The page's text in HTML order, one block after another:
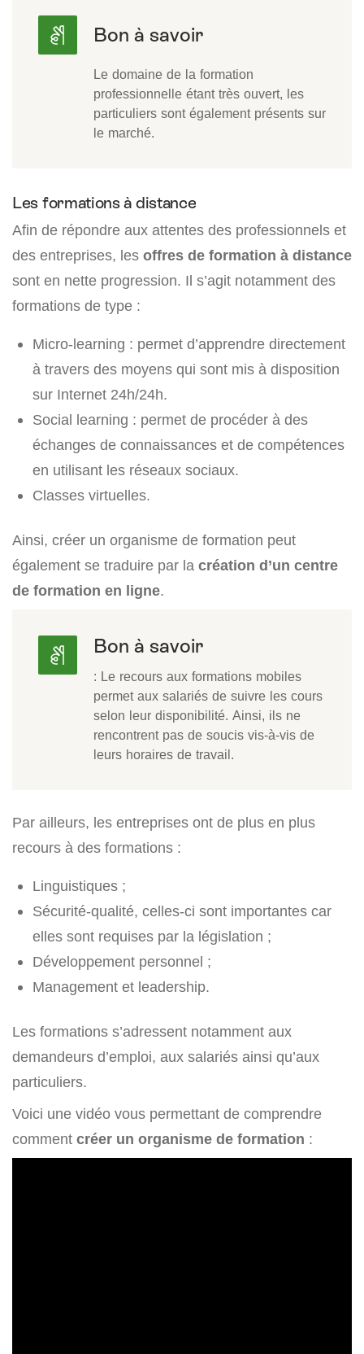
Le domaine de la formation
professionnelle étant très ouvert, les
particuliers sont également présents sur
le marché.
Les formations à distance
Afin de répondre aux attentes des professionnels et
des entreprises, les offres de formation à distance
sont en nette progression. Il s’agit notamment des
formations de type :
Micro-learning : permet d’apprendre directement
à travers des moyens qui sont mis à disposition
sur Internet 24h/24h.
Social learning : permet de procéder à des
échanges de connaissances et de compétences
en utilisant les réseaux sociaux.
Classes virtuelles.
Ainsi, créer un organisme de formation peut
également se traduire par la création d’un centre
de formation en ligne.
Bon à savoir
: Le recours aux formations mobiles
permet aux salariés de suivre les cours
selon leur disponibilité. Ainsi, ils ne
rencontrent pas de soucis vis-à-vis de
leurs horaires de travail.
Par ailleurs, les entreprises ont de plus en plus
recours à des formations :
Linguistiques ;
Sécurité-qualité, celles-ci sont importantes car
elles sont requises par la législation ;
Développement personnel ;
Management et leadership.
Les formations s’adressent notamment aux
demandeurs d’emploi, aux salariés ainsi qu’aux
particuliers.
Voici une vidéo vous permettant de comprendre
comment créer un organisme de formation :